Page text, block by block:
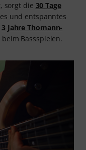
sorgt die 30 Tage
und entspanntes
3 Jahre Thomann-
Bassspielen.